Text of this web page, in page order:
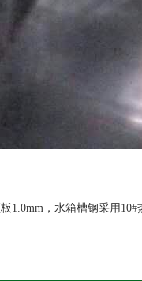
1.0mm，水箱槽钢采用